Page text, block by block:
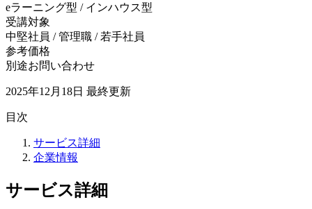
eラーニング型 / インハウス型
受講対象
中堅社員 / 管理職 / 若手社員
参考価格
別途お問い合わせ
2025年12月18日 最終更新
目次
サービス詳細
企業情報
サービス詳細